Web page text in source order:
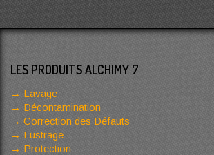
LES PRODUITS ALCHIMY 7
Lavage
Décontamination
Correction des Défauts
Lustrage
Protection